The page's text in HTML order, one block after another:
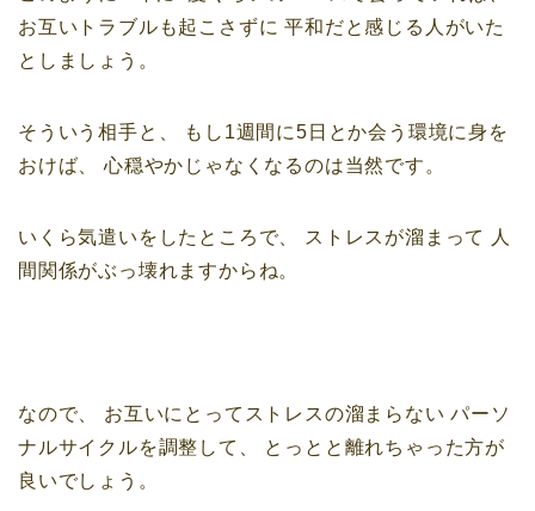
お互いトラブルも起こさずに 平和だと感じる人がいた
としましょう。
そういう相手と、
もし1週間に5日とか会う環境に身を
おけば、
心穏やかじゃなくなるのは当然です。
いくら気遣いをしたところで、 ストレスが溜まって
人
間関係がぶっ壊れますからね。
なので、 お互いにとってストレスの溜まらない パーソ
ナルサイクルを調整して、
とっとと離れちゃった方が
良いでしょう。